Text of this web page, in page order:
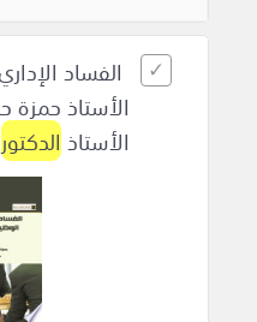
الفساد
الأستاذ
الأستاذالدكتور